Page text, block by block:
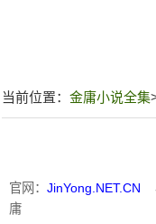
当前位置： 金庸小说全集
官网： JinYong.NET.CN
庸